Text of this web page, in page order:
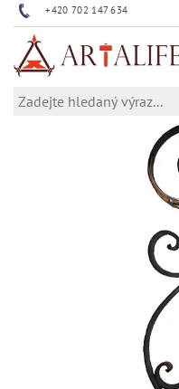
+420 702 147 634